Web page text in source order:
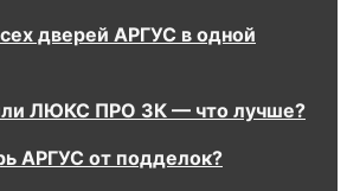
дверей АРГУС в одной
ЛЮКС ПРО 3К — что лучше?
АРГУС от подделок?